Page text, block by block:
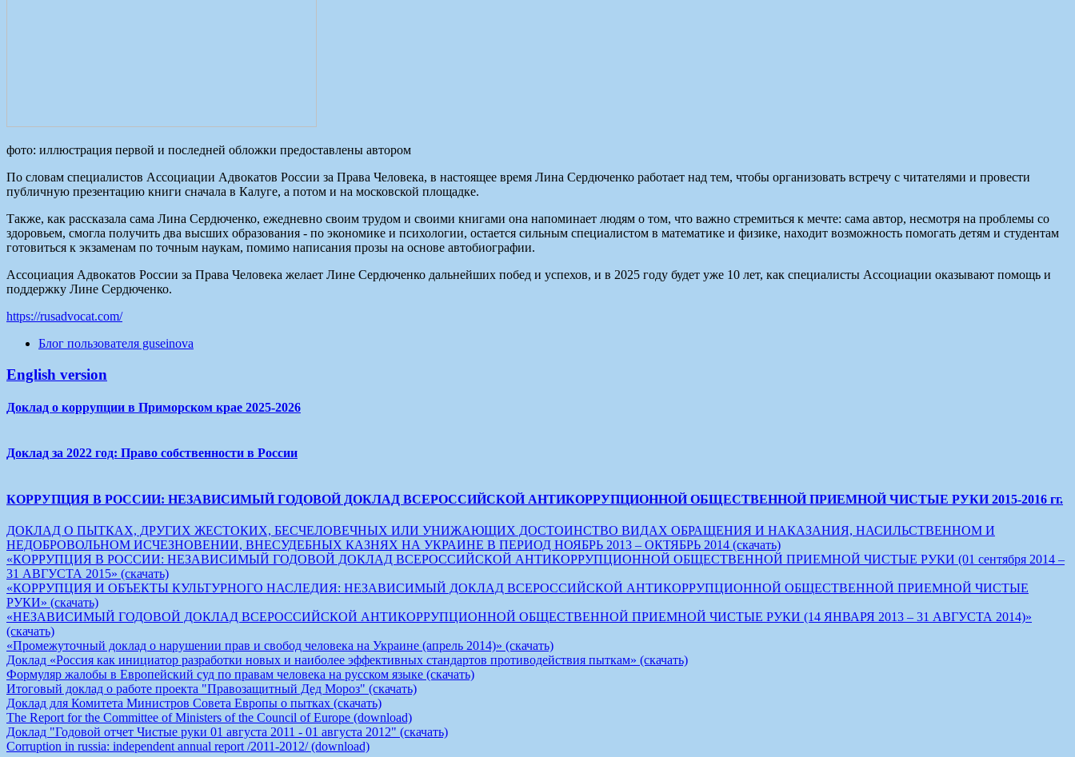
фото: иллюстрация первой и последней обложки предоставлены автором
По словам специалистов Ассоциации Адвокатов России за Права Человека, в настоящее время Лина Сердюченко работает над тем, чтобы организовать встречу с читателями и провести
публичную презентацию книги сначала в Калуге, а потом и на московской площадке.
Также, как рассказала сама Лина Сердюченко, ежедневно своим трудом и своими книгами она напоминает людям о том, что важно стремиться к мечте: сама автор, несмотря на проблемы со
здоровьем, смогла получить два высших образования - по экономике и психологии, остается сильным специалистом в математике и физике, находит возможность помогать детям и студентам
готовиться к экзаменам по точным наукам, помимо написания прозы на основе автобиографии.
Ассоциация Адвокатов России за Права Человека желает Лине Сердюченко дальнейших побед и успехов, и в 2025 году будет уже 10 лет, как специалисты Ассоциации оказывают помощь и
поддержку Лине Сердюченко.
https://rusadvocat.com/
Блог пользователя guseinova
English version
Доклад о коррупции в Приморском крае 2025-2026
Доклад за 2022 год: Право собственности в России
КОРРУПЦИЯ В РОССИИ: НЕЗАВИСИМЫЙ ГОДОВОЙ ДОКЛАД ВСЕРОССИЙСКОЙ АНТИКОРРУПЦИОННОЙ ОБЩЕСТВЕННОЙ ПРИЕМНОЙ ЧИСТЫЕ РУКИ 2015-2016 гг.
ДОКЛАД О ПЫТКАХ, ДРУГИХ ЖЕСТОКИХ, БЕСЧЕЛОВЕЧНЫХ ИЛИ УНИЖАЮЩИХ ДОСТОИНСТВО ВИДАХ ОБРАЩЕНИЯ И НАКАЗАНИЯ, НАСИЛЬСТВЕННОМ И
НЕДОБРОВОЛЬНОМ ИСЧЕЗНОВЕНИИ, ВНЕСУДЕБНЫХ КАЗНЯХ НА УКРАИНЕ В ПЕРИОД НОЯБРЬ 2013 – ОКТЯБРЬ 2014 (скачать)
«КОРРУПЦИЯ В РОССИИ: НЕЗАВИСИМЫЙ ГОДОВОЙ ДОКЛАД ВСЕРОССИЙСКОЙ АНТИКОРРУПЦИОННОЙ ОБЩЕСТВЕННОЙ ПРИЕМНОЙ ЧИСТЫЕ РУКИ (01 сентября 2014 –
31 АВГУСТА 2015» (скачать)
«КОРРУПЦИЯ И ОБЪЕКТЫ КУЛЬТУРНОГО НАСЛЕДИЯ: НЕЗАВИСИМЫЙ ДОКЛАД ВСЕРОССИЙСКОЙ АНТИКОРРУПЦИОННОЙ ОБЩЕСТВЕННОЙ ПРИЕМНОЙ ЧИСТЫЕ
РУКИ» (скачать)
«НЕЗАВИСИМЫЙ ГОДОВОЙ ДОКЛАД ВСЕРОССИЙСКОЙ АНТИКОРРУПЦИОННОЙ ОБЩЕСТВЕННОЙ ПРИЕМНОЙ ЧИСТЫЕ РУКИ (14 ЯНВАРЯ 2013 – 31 АВГУСТА 2014)»
(скачать)
«Промежуточный доклад о нарушении прав и свобод человека на Украине (апрель 2014)» (скачать)
Доклад «Россия как инициатор разработки новых и наиболее эффективных стандартов противодействия пыткам» (скачать)
Формуляр жалобы в Европейский суд по правам человека на русском языке (скачать)
Итоговый доклад о работе проекта "Правозащитный Дед Мороз" (скачать)
Доклад для Комитета Министров Совета Европы о пытках (скачать)
The Report for the Committee of Ministers of the Council of Europe (download)
Доклад "Годовой отчет Чистые руки 01 августа 2011 - 01 августа 2012" (скачать)
Corruption in russia: independent annual report /2011-2012/ (download)